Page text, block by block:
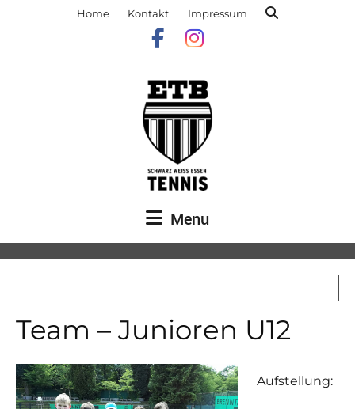
Home Kontakt Impressum
Menu
Team – Junioren U12
Aufstellung: